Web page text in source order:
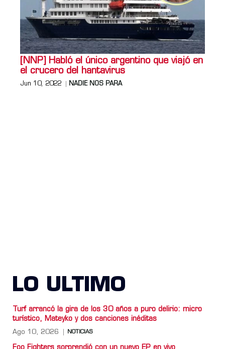
[NNP] Habló el único argentino que viajó en
el crucero del hantavirus
Jun 10, 2022 NADIE NOS PARA
LO ULTIMO
Turf arrancó la gira de los 30 años a puro delirio: micro
turístico, Mateyko y dos canciones inéditas
Ago 10, 2026 NOTICIAS